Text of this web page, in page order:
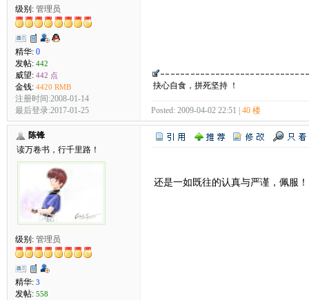
级别: 管理员
精华: 0
发帖: 442
威望: 442 点
金钱: 4420 RMB
注册时间:2008-01-14
最后登录:2017-01-25
抉心自食，拼死坚持 ！
Posted: 2009-04-02 22:51 | 40 楼
陈锋
读万卷书，行千里路！
级别: 管理员
精华: 3
发帖: 558
还是一如既往的认真与严谨，佩服！